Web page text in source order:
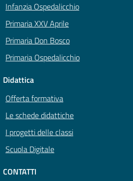
Infanzia Ospedalicchio
Primaria XXV Aprile
Primaria Don Bosco
Primaria Ospedalicchio
Didattica
Offerta formativa
Le schede didattiche
I progetti delle classi
Scuola Digitale
CONTATTI